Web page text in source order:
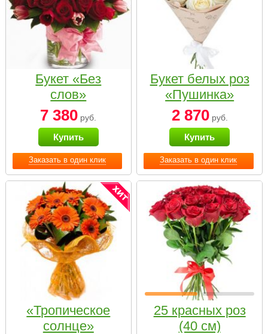
Заказать в один клик
Букет «Без
слов»
7 380 руб.
Купить
Заказать в один клик
Букет белых роз
«Пушинка»
2 870руб.
Купить
«Тропическое
солнце»
25 красных роз
(40 см)